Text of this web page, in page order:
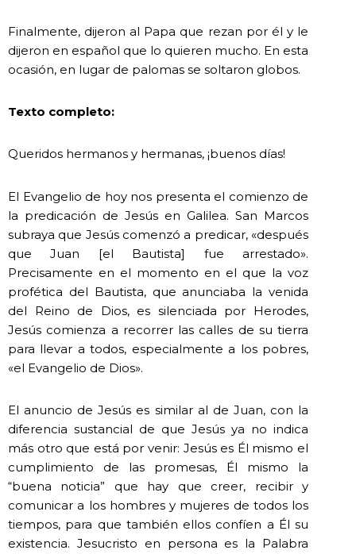
Finalmente, dijeron al Papa que rezan por él y le
dijeron en español que lo quieren mucho. En esta
ocasión, en lugar de palomas se soltaron globos.
Texto completo:
Queridos hermanos y hermanas, ¡buenos días!
El Evangelio de hoy nos presenta el comienzo de
la predicación de Jesús en Galilea. San Marcos
subraya que Jesús comenzó a predicar, «después
que Juan [el Bautista] fue arrestado».
Precisamente en el momento en el que la voz
profética del Bautista, que anunciaba la venida
del Reino de Dios, es silenciada por Herodes,
Jesús comienza a recorrer las calles de su tierra
para llevar a todos, especialmente a los pobres,
«el Evangelio de Dios».
El anuncio de Jesús es similar al de Juan, con la
diferencia sustancial de que Jesús ya no indica
más otro que está por venir: Jesús es Él mismo el
cumplimiento de las promesas, Él mismo la
“buena noticia” que hay que creer, recibir y
comunicar a los hombres y mujeres de todos los
tiempos, para que también ellos confíen a Él su
existencia. Jesucristo en persona es la Palabra